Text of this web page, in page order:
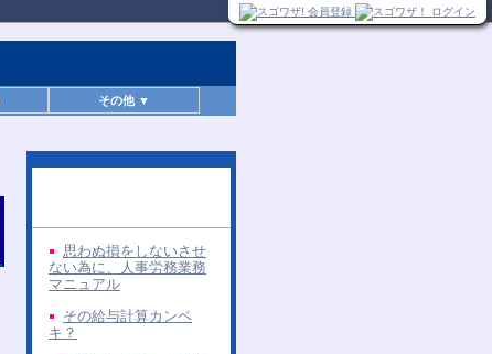
その他 ▼
思わぬ損をしないさせ
ない為に、人事労務業務
マニュアル
その給与計算カンペ
キ？